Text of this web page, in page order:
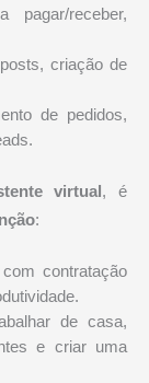
receber,
criação de
de pedidos,
virtual , é
:
contratação
de casa,
e criar uma